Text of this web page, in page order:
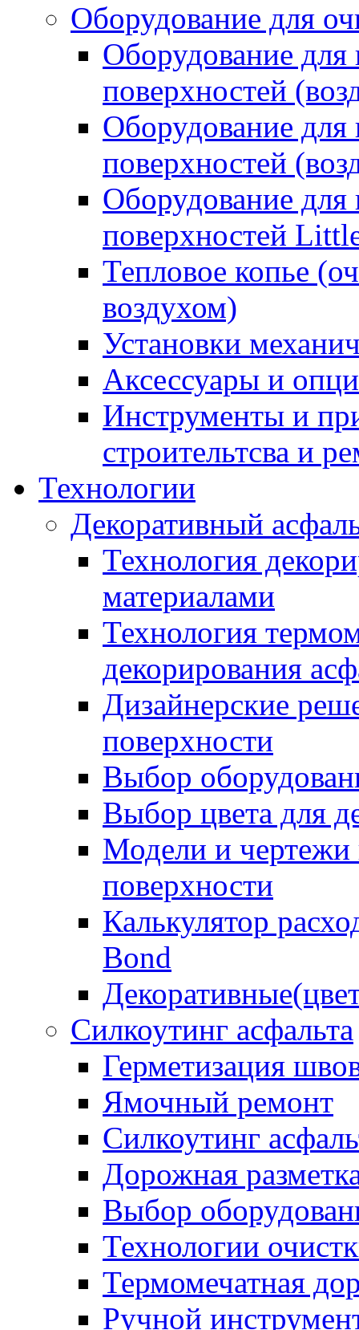
Оборудование для
Оборудование
поверхностей
Оборудование
поверхностей
Оборудование
поверхностей
Тепловое копье
воздухом)
Установки
Аксессуары и
Инструменты и
строительтсва и
Технологии
Декоративный
Технология
материалами
Технология
декорирования
Дизайнерские
поверхности
Выбор
Выбор цвета для
Модели и чертежи
поверхности
Калькулятор
Bond
Силкоутинг асфальта
Герметизация
Ямочный ремонт
Силкоутинг
Дорожная
Выбор
Технологии
Термомечатная
Ручной